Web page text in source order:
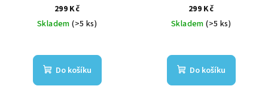
299 Kč
Skladem(>5 ks)
Do košíku
299 Kč
Skladem(>5 ks)
Do košíku